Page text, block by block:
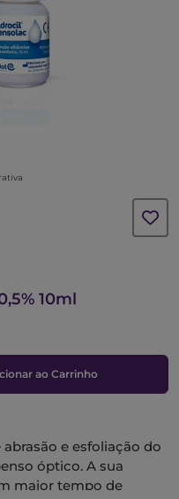
10ml
ao Carrinho
e esfoliação do
óptico. A sua
maior tempo de